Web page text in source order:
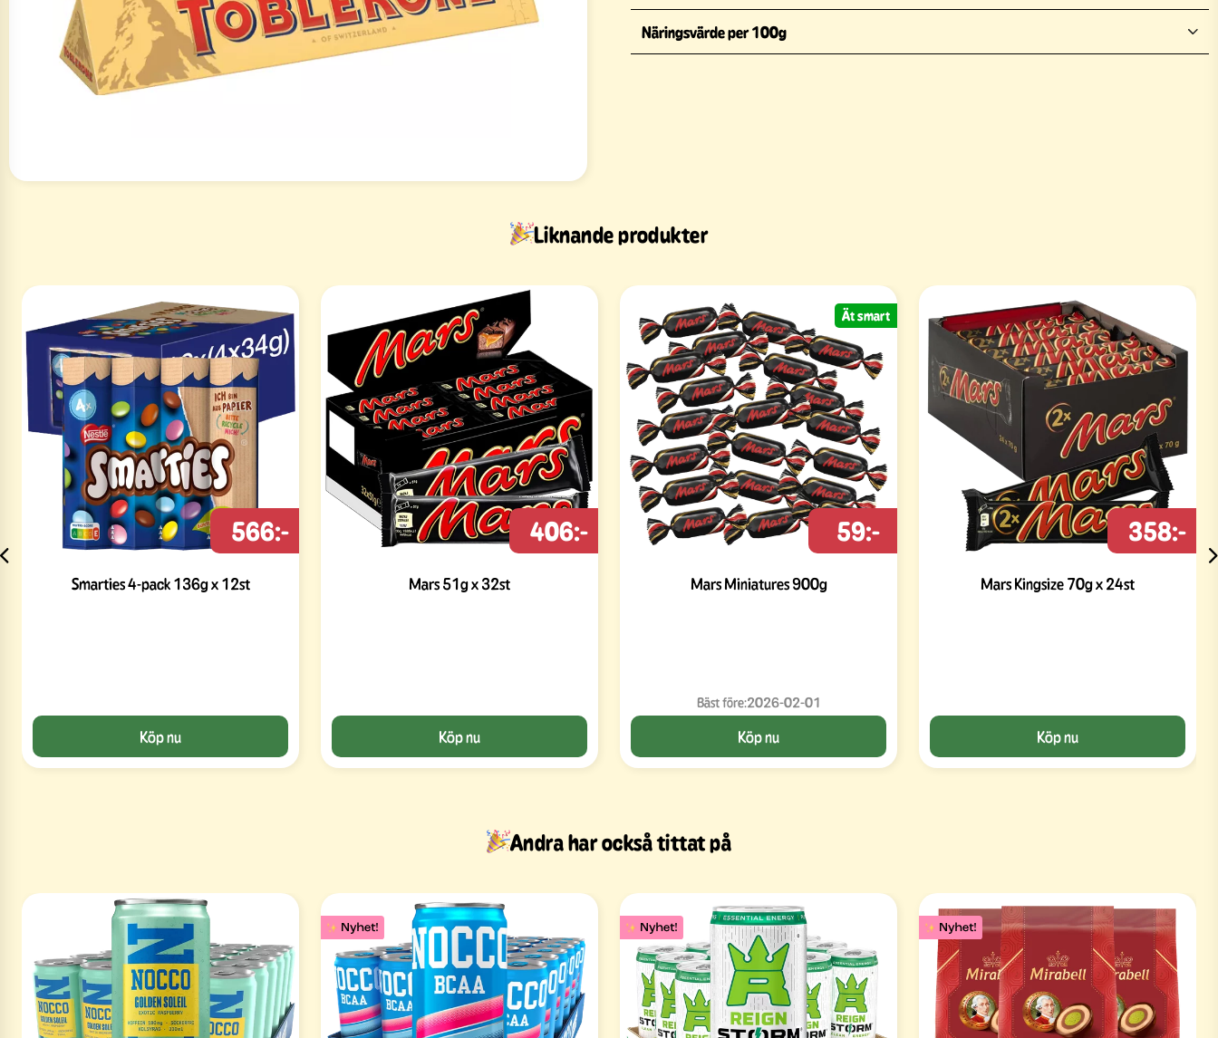
Näringsvärde per 100g
Liknande produkter
Smarties 4-pack 136g x 12st
566:-
Köp nu
Mars 51g x 32st
406:-
Köp nu
Mars Miniatures 900g
59:-
Bäst före:2026-02-01
Köp nu
Ät smart
Mars Kingsize 70g x 24st
358:-
Köp nu
Andra har också tittat på